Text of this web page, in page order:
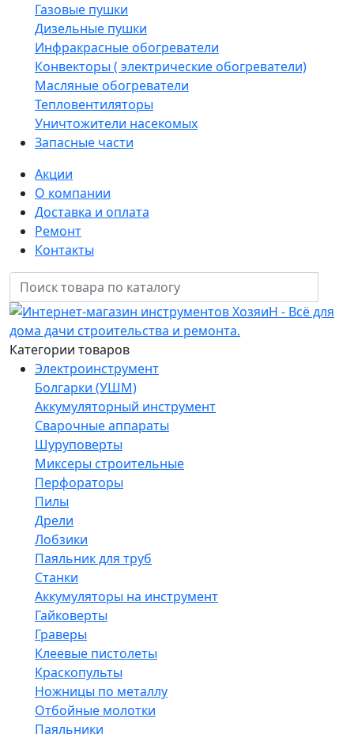
Газовые пушки
Дизельные пушки
Инфракрасные обогреватели
Конвекторы ( электрические обогреватели)
Масляные обогреватели
Тепловентиляторы
Уничтожители насекомых
Запасные части
Акции
О компании
Доставка и оплата
Ремонт
Контакты
Категории товаров
Электроинструмент
Болгарки (УШМ)
Аккумуляторный инструмент
Сварочные аппараты
Шуруповерты
Миксеры строительные
Перфораторы
Пилы
Дрели
Лобзики
Паяльник для труб
Станки
Аккумуляторы на инструмент
Гайковерты
Граверы
Клеевые пистолеты
Краскопульты
Ножницы по металлу
Отбойные молотки
Паяльники